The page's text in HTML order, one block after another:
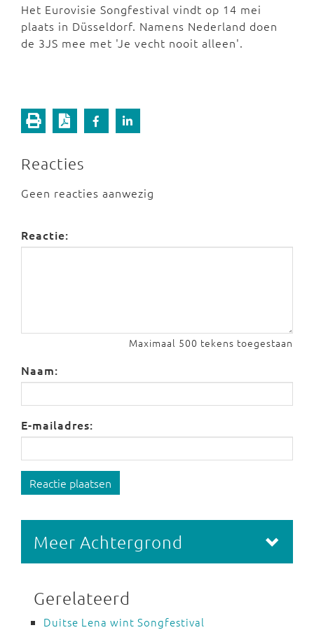
Het Eurovisie Songfestival vindt op 14 mei
plaats in Düsseldorf. Namens Nederland doen
de 3JS mee met 'Je vecht nooit alleen'.
Reacties
Geen reacties aanwezig
Reactie:
Maximaal 500 tekens toegestaan
Naam:
E-mailadres:
Reactie plaatsen
Meer Achtergrond
Gerelateerd
Duitse Lena wint Songfestival